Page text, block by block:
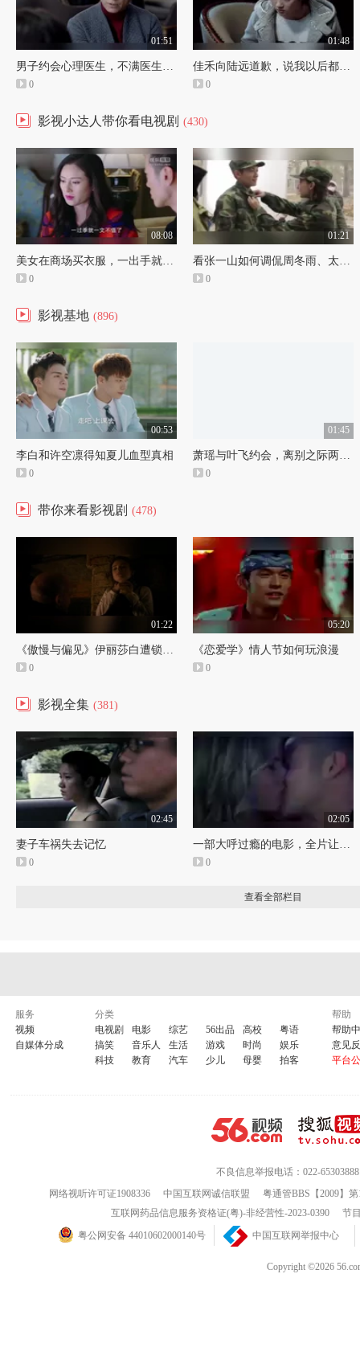
01:51
男子约会心理医生，不满医生对自己评价，反分析了一波心理医生
0
01:48
佳禾向陆远道歉，说我以后都听话
0
影视小达人带你看电视剧 (430)
08:08
美女在商场买衣服，一出手就4万旁边的同事懵逼了，回家却遭相好臭骂一顿
0
01:21
看张一山如何调侃周冬雨、太暴了
0
影视基地 (896)
00:53
李白和许空凛得知夏儿血型真相
0
01:45
萧瑶与叶飞约会，离别之际两人好感人
0
带你来看影视剧 (478)
01:22
《傲慢与偏见》伊丽莎白遭锁脖。
0
05:20
《恋爱学》情人节如何玩浪漫
0
影视全集 (381)
02:45
妻子车祸失去记忆
0
02:05
一部大呼过瘾的电影，全片让人热血沸腾，女神斯佳丽美得让人窒息
0
查看全部栏目
服务
视频
自媒体分成
分类
电视剧
电影 综艺 56出品 高校
粤语
搞笑
音乐人 生活 游戏 时尚
娱乐
科技
教育 汽车 少儿 母婴 拍客
帮助
帮助
意见
平台
不良信息举报电话：022-65303888
网络视听许可证1908336
中国互联网诚信联盟
粤通管BBS【2009】
互联网药品信息服务资格证(粤)-非经营性-2023-0390
节
粤公网安备 44010602000140号
中国互联网举报中心
Copyright ©2026